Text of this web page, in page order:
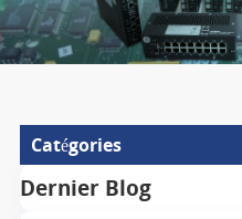
Catégories
Dernier Blog